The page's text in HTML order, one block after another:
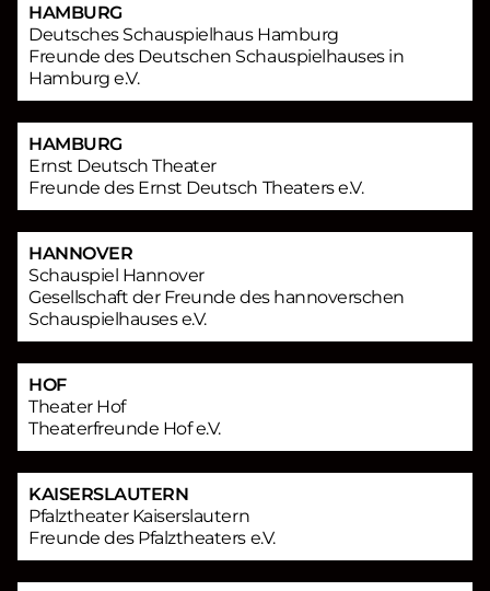
HAMBURG
Deutsches Schauspielhaus Hamburg
Freunde des Deutschen Schauspielhauses in
Hamburg e.V.
HAMBURG
Ernst Deutsch Theater
Freunde des Ernst Deutsch Theaters e.V.
HANNOVER
Schauspiel Hannover
Gesellschaft der Freunde des hannoverschen
Schauspielhauses e.V.
HOF
Theater Hof
Theaterfreunde Hof e.V.
KAISERSLAUTERN
Pfalztheater Kaiserslautern
Freunde des Pfalztheaters e.V.